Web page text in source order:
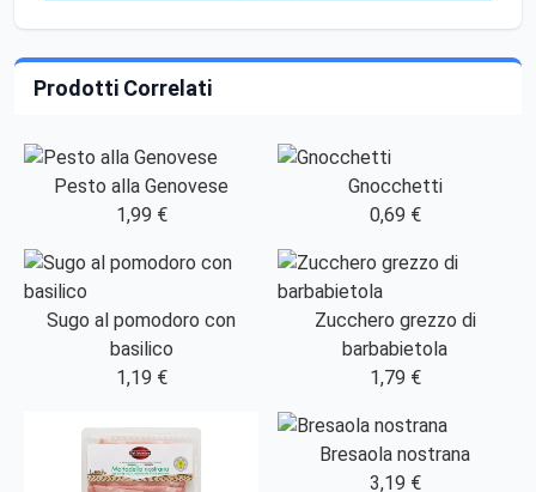
Prodotti Correlati
Pesto alla Genovese
1,99 €
Gnocchetti
0,69 €
Sugo al pomodoro con
basilico
1,19 €
Zucchero grezzo di
barbabietola
1,79 €
Bresaola nostrana
3,19 €